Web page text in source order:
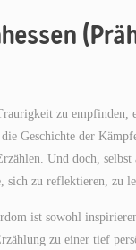
zu empfinden,
Geschichte der
Und doch,
zu reflektieren, zu
ist sowohl
zu einer tief